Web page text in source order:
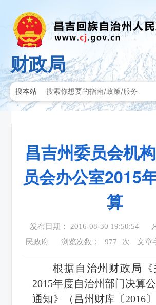
财政局
搜本站
昌吉州委员会机
员会办公室2015
算
发布日期： 2016-08-30 19:50:54
民政府
浏览次数： 977 次 文章
根据自治州财政局《
2015年度自治州部门决算
通知》（昌州财库〔2016